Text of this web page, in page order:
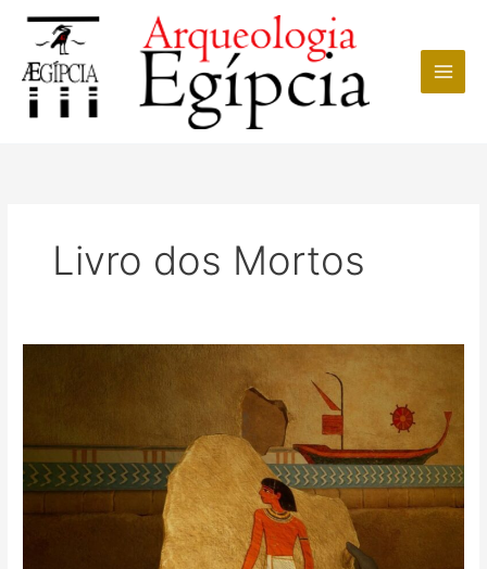
conteúdo
Livro dos Mortos